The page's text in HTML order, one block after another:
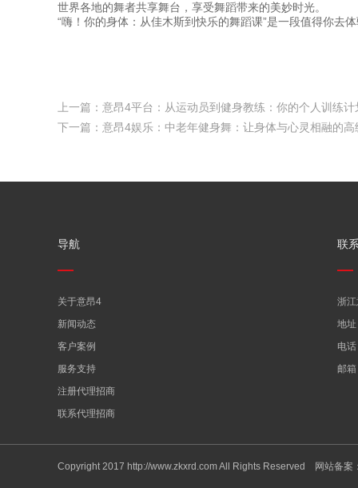
世界各地的舞者共享舞台，享受舞蹈带来的美妙时光。
“嗨！你的身体：从佳木斯到快乐的舞蹈课”是一段值得你去
上一篇： 意昂4平台：从运动员到健身教练：你的个人训练
下一篇： 意昂4娱乐：中老年健身舞：让身体与心灵相融的高
导航
关于意昂4
新闻动态
客户案例
服务支持
注册代理招商
联系代理招商
联
浙
地
电
邮
Copyright 2017 http://www.zkxrd.com All Rights Reserved 网站备案